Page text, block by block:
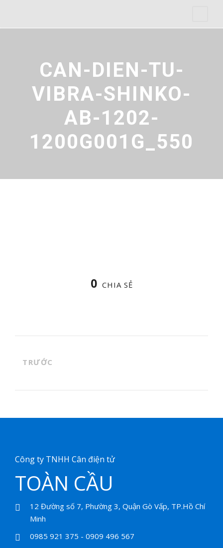
CAN-DIEN-TU-
VIBRA-SHINKO-
AB-1202-
1200G001G_550
0 CHIA SẺ
TRƯỚC
Công ty TNHH Cân điện tử
TOÀN CẦU
12 Đường số 7, Phường 3, Quận Gò Vấp, TP.Hồ Chí
Minh
0985 921 375 - 0909 496 567